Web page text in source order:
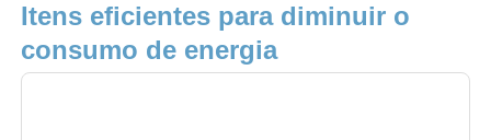
Itens eficientes para diminuir o
consumo de energia